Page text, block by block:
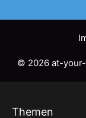
© 2026 at-
Themen